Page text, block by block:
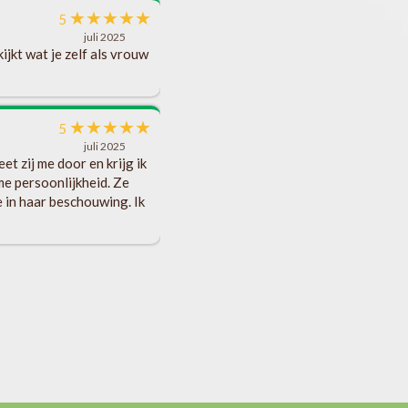
5 ★★★★★
juli 2025
wat je zelf als vrouw
5 ★★★★★
juli 2025
zij me door en krijg ik
persoonlijkheid. Ze
haar beschouwing. Ik